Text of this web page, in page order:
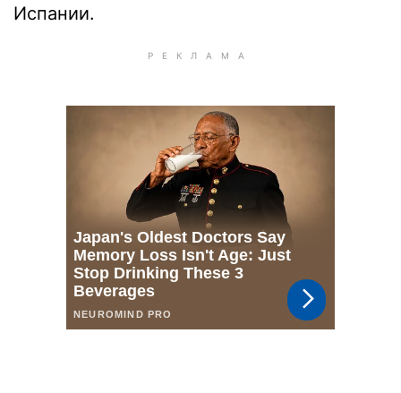
Испании.